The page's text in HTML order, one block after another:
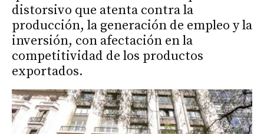
distorsivo que atenta contra la
producción, la generación de empleo y la
inversión, con afectación en la
competitividad de los productos
exportados.